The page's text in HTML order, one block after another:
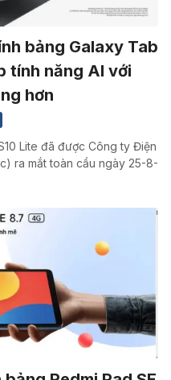
bảng Galaxy Tab
tính năng AI với
hơn
Lite đã được Công ty Điện
ra mắt toàn cầu ngày 25-8-